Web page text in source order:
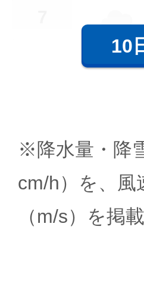
10
※降水量・降
cm/h）を、風
（m/s）を掲